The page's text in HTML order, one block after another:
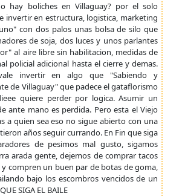
hay boliches en Villaguay? por el solo
invertir en estructura, logistica, marketing
con dos palos unas bolsa de silo que
de soja, dos luces y unos parlantes
al aire libre sin habilitacion, medidas de
policial adicional hasta el cierre y demas.
invertir en algo que "Sabiendo y
de Villaguay" que padece el gataflorismo
quiere perder por logica. Asumir un
ante mano es perdida. Pero esta el Viejo
a quien sea eso no sigue abierto con una
años seguir currando. En Fin que siga
de pesimos mal gusto, sigamos
arada gente, dejemos de comprar tacos
y compren un buen par de botas de goma,
bajo los escombros vencidos de un
SIGA EL BAILE